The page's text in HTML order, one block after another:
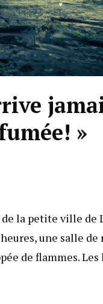
»
la petite ville de
une salle
de flammes.